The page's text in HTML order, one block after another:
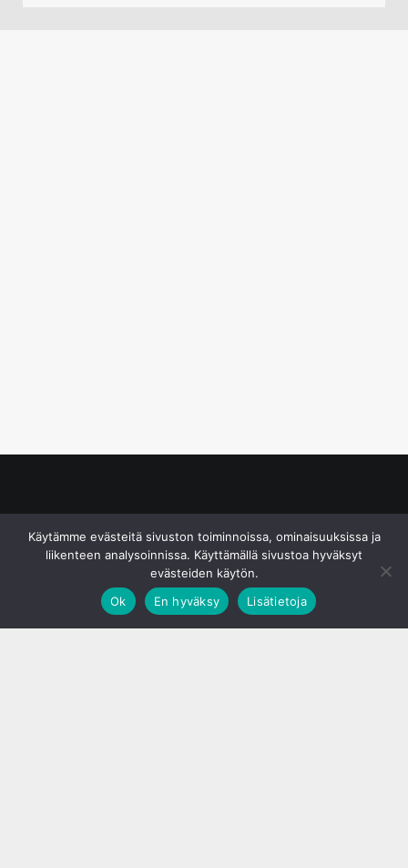
Käytämme evästeitä sivuston toiminnoissa, ominaisuuksissa ja
liikenteen analysoinnissa. Käyttämällä sivustoa hyväksyt
evästeiden käytön.
Ok
En hyväksy Lisätietoja